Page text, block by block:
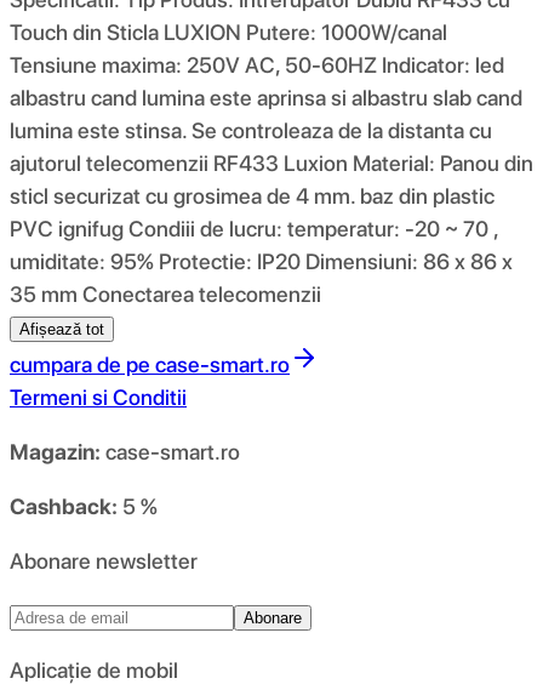
Touch din Sticla LUXION Putere: 1000W/canal
Tensiune maxima: 250V AC, 50-60HZ Indicator: led
albastru cand lumina este aprinsa si albastru slab cand
lumina este stinsa. Se controleaza de la distanta cu
ajutorul telecomenzii RF433 Luxion Material: Panou din
sticl securizat cu grosimea de 4 mm. baz din plastic
PVC ignifug Condiii de lucru: temperatur: -20 ~ 70 ,
umiditate: 95% Protectie: IP20 Dimensiuni: 86 x 86 x
35 mm Conectarea telecomenzii
Afișează tot
cumpara de pe case-smart.ro
Termeni si Conditii
Magazin: case-smart.ro
Cashback: 5 %
Abonare newsletter
Abonare
Aplicație de mobil